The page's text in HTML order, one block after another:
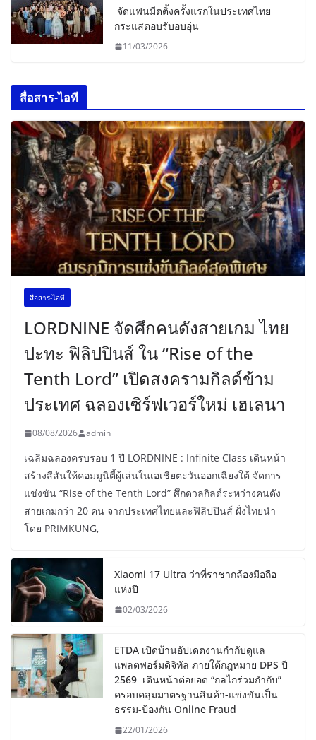
จัดแฟนมีตติ้งครั้งแรกในประเทศไทย
กระแสตอบรับอบอุ่น
11/03/2026
สื่อสาร-ไอที
สื่อสาร-ไอที
LORDNINE จัดศึกคนดังสายเกม ไทย
ปะทะ ฟิลิปปินส์ ใน “Rise of the
Tenth Lord” เปิดสงครามกิลด์ข้าม
ประเทศ ฉลองเซิร์ฟเวอร์ใหม่ เฮเลนา
08/08/2026 admin
เฉลิมฉลองครบรอบ 1 ปี LORDNINE : Infinite Class เดินหน้า
สร้างสีสันให้คอมมูนิตี้ผู้เล่นในเอเชียตะวันออกเฉียงใต้ จัดการ
แข่งขัน “Rise of the Tenth Lord” ศึกดวลกิลด์ระหว่างคนดัง
สายเกมกว่า 20 คน จากประเทศไทยและฟิลิปปินส์ ฝั่งไทยนำ
โดย PRIMKUNG,
Xiaomi 17 Ultra ว่าที่ราชากล้องมือถือ
แห่งปี
02/03/2026
ETDA เปิดบ้านอัปเดตงานกำกับดูแล
แพลตฟอร์มดิจิทัล ภายใต้กฎหมาย DPS ปี
2569 เดินหน้าต่อยอด “กลไกร่วมกำกับ”
ครอบคลุมมาตรฐานสินค้า-แข่งขันเป็น
ธรรม-ป้องกัน Online Fraud
22/01/2026